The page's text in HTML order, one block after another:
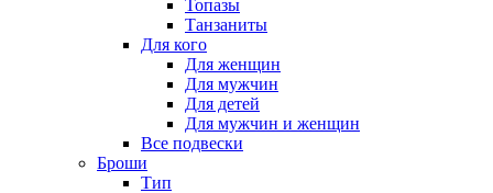
Топазы
Танзаниты
Для кого
Для женщин
Для мужчин
Для детей
Для мужчин и женщин
Все подвески
Броши
Тип